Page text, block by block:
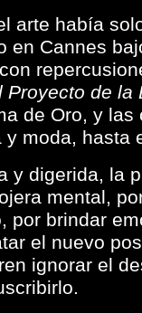
arte había
en Cannes
Proyecto de la
de Oro, y las
moda, hasta
y digerida, la
mental,
por brindar
el nuevo
ignorar el